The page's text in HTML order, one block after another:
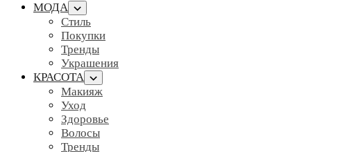
МОДА
Стиль
Покупки
Тренды
Украшения
КРАСОТА
Макияж
Уход
Здоровье
Волосы
Тренды